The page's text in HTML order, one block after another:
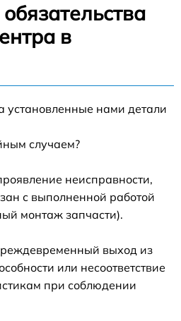
в
установленные нами детали
случаем?
неисправности,
с выполненной работой
монтаж запчасти).
выход из
или несоответствие
при соблюдении